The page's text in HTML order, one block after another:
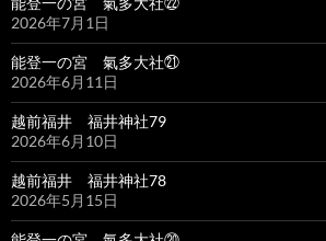
2026年7月1日
能登一の宮 氣多大社㉑
2026年6月11日
越前福井 福井神社79
2026年6月10日
越前福井 福井神社78
2026年5月15日